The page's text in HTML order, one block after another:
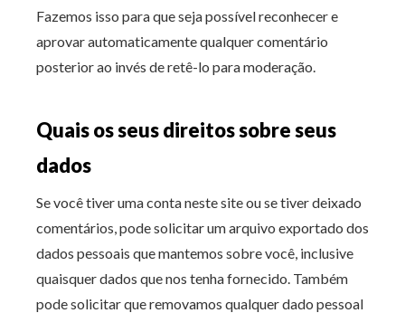
Fazemos isso para que seja possível reconhecer e
aprovar automaticamente qualquer comentário
posterior ao invés de retê-lo para moderação.
Quais os seus direitos sobre seus
dados
Se você tiver uma conta neste site ou se tiver deixado
comentários, pode solicitar um arquivo exportado dos
dados pessoais que mantemos sobre você, inclusive
quaisquer dados que nos tenha fornecido. Também
pode solicitar que removamos qualquer dado pessoal